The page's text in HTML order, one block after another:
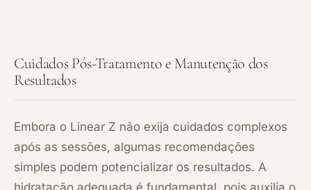
Cuidados Pós-Tratamento e Manutenção dos
Resultados
Embora o Linear Z não exija cuidados complexos
após as sessões, algumas recomendações
simples podem potencializar os resultados. A
hidratação adequada é fundamental, pois auxilia o